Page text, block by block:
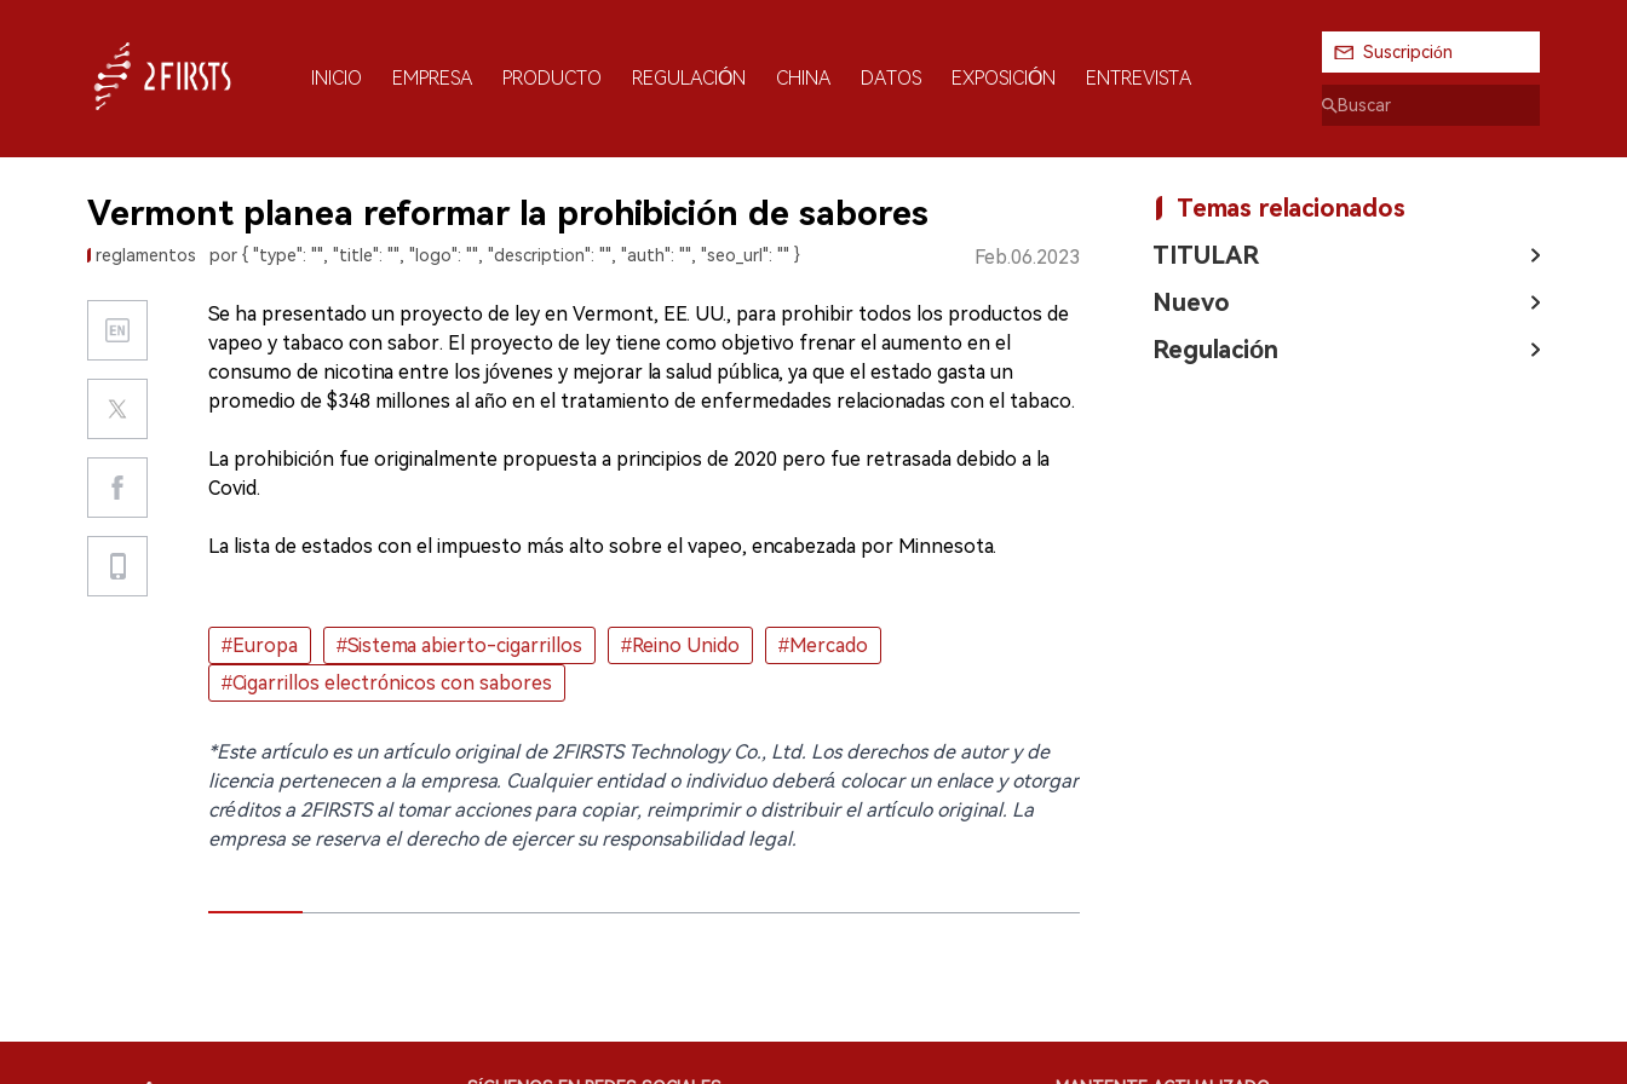
INICIO EMPRESA PRODUCTO REGULACIÓN CHINA DATOS EXPOSICIÓN ENTREVISTA
Suscripción
Vermont planea reformar la prohibición de sabores
reglamentos por { "type": "", "title": "", "logo": "", "description": "", "auth": "", "seo_url": "" } Feb.06.2023
Se ha presentado un proyecto de ley en Vermont, EE. UU., para prohibir todos los productos de
vapeo y tabaco con sabor. El proyecto de ley tiene como objetivo frenar el aumento en el
consumo de nicotina entre los jóvenes y mejorar la salud pública, ya que el estado gasta un
promedio de $348 millones al año en el tratamiento de enfermedades relacionadas con el tabaco.
La prohibición fue originalmente propuesta a principios de 2020 pero fue retrasada debido a la
Covid.
La lista de estados con el impuesto más alto sobre el vapeo, encabezada por Minnesota.
#Europa #Sistema abierto-cigarrillos #Reino Unido
#Mercado
#Cigarrillos electrónicos con sabores
*Este artículo es un artículo original de 2FIRSTS Technology Co., Ltd. Los derechos de autor y de
licencia pertenecen a la empresa. Cualquier entidad o individuo deberá colocar un enlace y otorgar
créditos a 2FIRSTS al tomar acciones para copiar, reimprimir o distribuir el artículo original. La
empresa se reserva el derecho de ejercer su responsabilidad legal.
Temas relacionados
TITULAR
Nuevo
Regulación